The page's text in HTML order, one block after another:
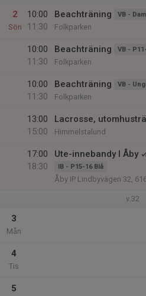
2
Sön
10:00
11:30
Beachträning VB -
Folkparken
10:00
11:30
Beachträning VB -
Folkparken
10:00
11:30
Beachträning VB -
Folkparken
13:00
15:00
Lacrosse,
Himmelstalund
17:00
18:30
Ute-innebandy I Åby
IB - P15-16 Blå
Åby IP Lindbyvägen 32,
v.32
3
Mån
4
Tis
5